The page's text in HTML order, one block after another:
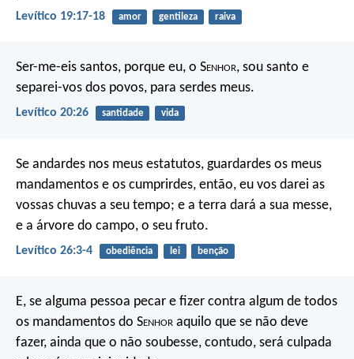
Levítico 19:17-18 amor gentileza raiva
Ser-me-eis santos, porque eu, o Senhor, sou santo e
separei-vos dos povos, para serdes meus.
Levítico 20:26 santidade vida
Se andardes nos meus estatutos, guardardes os meus
mandamentos e os cumprirdes, então, eu vos darei as
vossas chuvas a seu tempo; e a terra dará a sua messe,
e a árvore do campo, o seu fruto.
Levítico 26:3-4 obediência lei benção
E, se alguma pessoa pecar e fizer contra algum de todos
os mandamentos do Senhor aquilo que se não deve
fazer, ainda que o não soubesse, contudo, será culpada